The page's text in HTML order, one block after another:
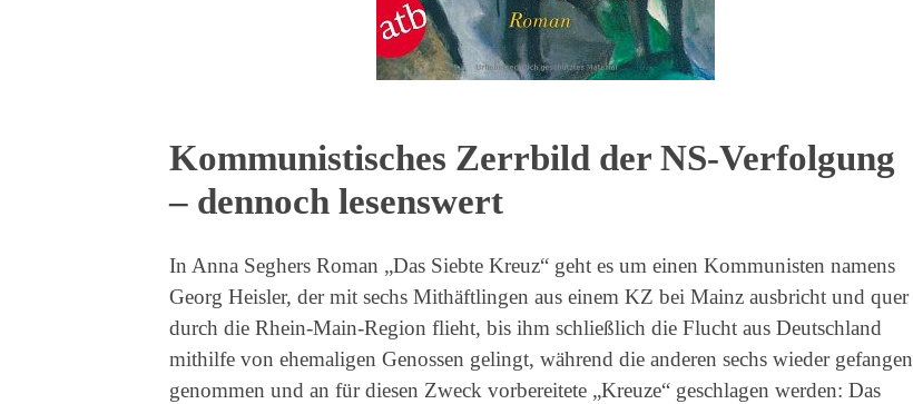
Kommunistisches Zerrbild der NS-Verfolgung
– dennoch lesenswert
In Anna Seghers Roman „Das Siebte Kreuz“ geht es um einen Kommunisten namens
Georg Heisler, der mit sechs Mithäftlingen aus einem KZ bei Mainz ausbricht und quer
durch die Rhein-Main-Region flieht, bis ihm schließlich die Flucht aus Deutschland
mithilfe von ehemaligen Genossen gelingt, während die anderen sechs wieder gefangen
genommen und an für diesen Zweck vorbereitete „Kreuze“ geschlagen werden: Das